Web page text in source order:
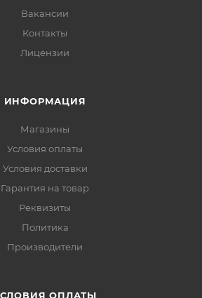
Вакансии
Контакты
Лицензии
ИНФОРМАЦИЯ
Магазины
Условия оплаты
Условия доставки
Гарантия на товар
Реквизиты
Политика
Производители
ОПЛАТЫ